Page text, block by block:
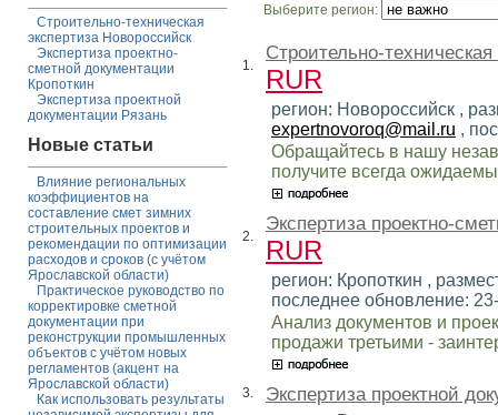
Строительно-техническая
экспертиза Новороссийск
Экспертиза проектно-
сметной документации
Кропоткин
Экспертиза проектной
документации Рязань
Новые статьи
Влияние региональных
коэффициентов на
составление смет зимних
строительных проектов и
рекомендации по оптимизации
расходов и сроков (с учётом
Ярославской области)
Практическое руководство по
корректировке сметной
документации при
реконструкции промышленных
объектов с учётом новых
регламентов (акцент на
Ярославской области)
Как использовать результаты
Выберите регион:
1.
Строительно-
RUR
регион: Новороссийск ,
expertnovoroq@mail.ru ,
Обращайтесь в нашу
получите всегда
2.
Экспертиза проектно-
RUR
регион: Кропоткин ,
последнее обновление:
Анализ документов и
продажи третьими -
3. Экспертиза проектной